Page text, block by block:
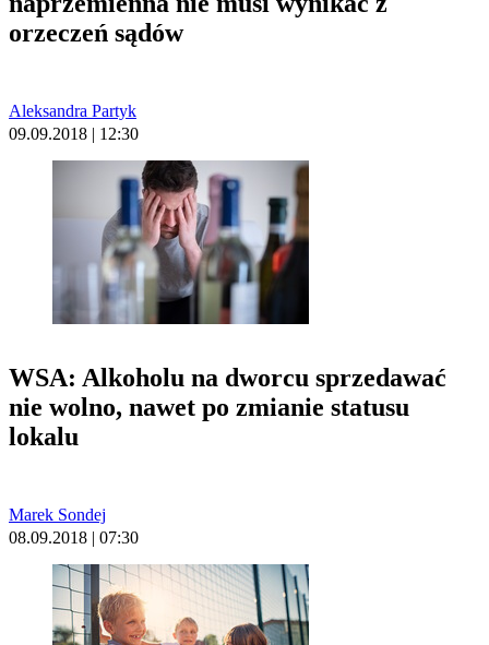
orzeczeń sądów
Aleksandra Partyk
09.09.2018 | 12:30
WSA: Alkoholu na dworcu sprzedawać
nie wolno, nawet po zmianie statusu
lokalu
Marek Sondej
08.09.2018 | 07:30